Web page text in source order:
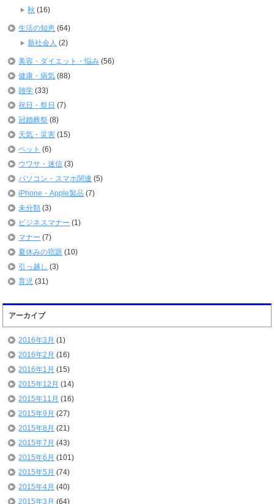
秋 (16)
生活の知恵 (64)
新社会人 (2)
美容・ダイエット・悩み (56)
健康・病気 (88)
雑学 (33)
祝日・祭日 (7)
冠婚葬祭 (8)
天気・災害 (15)
ペット (6)
ウワサ・迷信 (3)
パソコン・スマホ関連 (5)
iPhone・Apple製品 (7)
未分類 (3)
ビジネスマナー (1)
マナー (7)
夏休みの宿題 (10)
引っ越し (3)
育児 (31)
アーカイブ
2016年3月 (1)
2016年2月 (16)
2016年1月 (15)
2015年12月 (14)
2015年11月 (16)
2015年9月 (27)
2015年8月 (21)
2015年7月 (43)
2015年6月 (101)
2015年5月 (74)
2015年4月 (40)
2015年3月 (64)